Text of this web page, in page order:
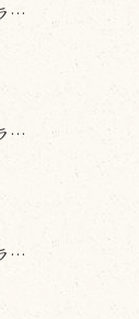
📸お客様前撮りギャラリー
📸お客様前撮りギャラリー
📸お客様前撮りギャラリー